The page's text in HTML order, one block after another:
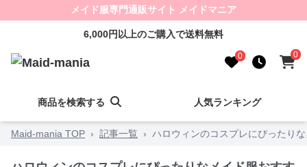
メイド服専門通販サイト メイドマニア
6,000円以上のご購入で送料無料
0 0
商品を検索する 人気ランキング
Maid-mania TOP › 記事一覧 › ハロウィンのコスプレにぴったり